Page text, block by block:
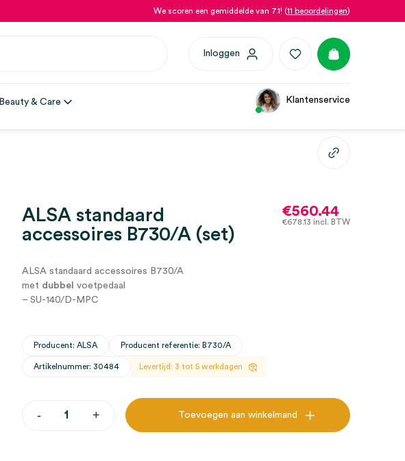
We scoren een gemiddelde van 7.1! (11 beoordelingen)
Inloggen
Beauty & Care Klantenservice
ALSA standaard
accessoires B730/A (set)
€560.44
€678.13 incl. BTW
ALSA standaard accessoires B730/A
met dubbel voetpedaal
– SU-140/D-MPC
Producent: ALSA Producent referentie: B730/A
Artikelnummer: 30484 Levertijd: 3 tot 5 werkdagen
- + Toevoegen aan winkelmand